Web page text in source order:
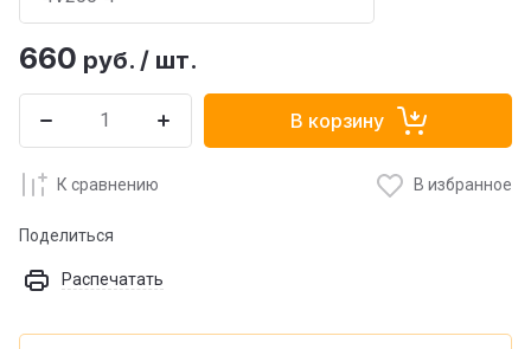
660 руб. / шт.
В корзину
К сравнению В избранное
Поделиться
Распечатать